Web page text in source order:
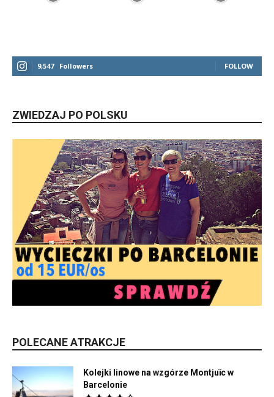
9,547 Followers FOLLOW
ZWIEDZAJ PO POLSKU
POLECANE ATRAKCJE
Kolejki linowe na wzgórze Montjuïc w
Barcelonie